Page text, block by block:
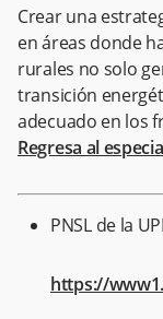
Crear una
en áreas donde
rurales no solo
transición
adecuado en los
Regresa al
PNSL de la
https://